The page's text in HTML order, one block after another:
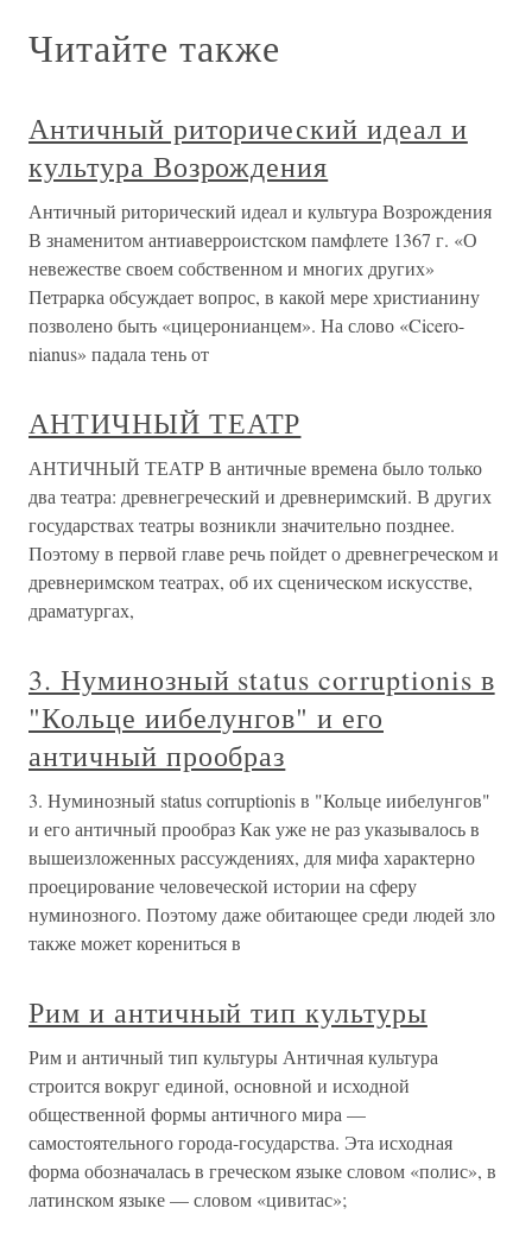
Читайте также
Античный риторический идеал и
культура Возрождения
Античный риторический идеал и культура Возрождения
В знаменитом антиаверроистском памфлете 1367 г. «О
невежестве своем собственном и многих других»
Петрарка обсуждает вопрос, в какой мере христианину
позволено быть «цицеронианцем». На слово «Cicero-
nianus» падала тень от
АНТИЧНЫЙ ТЕАТР
АНТИЧНЫЙ ТЕАТР В античные времена было только
два театра: древнегреческий и древнеримский. В других
государствах театры возникли значительно позднее.
Поэтому в первой главе речь пойдет о древнегреческом и
древнеримском театрах, об их сценическом искусстве,
драматургах,
3. Нуминозный status corruptionis в
"Кольце иибелунгов" и его
античный прообраз
3. Нуминозный status corruptionis в "Кольце иибелунгов"
и его античный прообраз Как уже не раз указывалось в
вышеизложенных рассуждениях, для мифа характерно
проецирование человеческой истории на сферу
нуминозного. Поэтому даже обитающее среди людей зло
также может корениться в
Рим и античный тип культуры
Рим и античный тип культуры Античная культура
строится вокруг единой, основной и исходной
общественной формы античного мира —
самостоятельного города-государства. Эта исходная
форма обозначалась в греческом языке словом «полис», в
латинском языке — словом «цивитас»;